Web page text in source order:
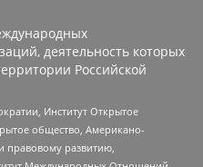
деятельность которых
Российской
Институт Открытое
общество, Американо-
правовому развитию,